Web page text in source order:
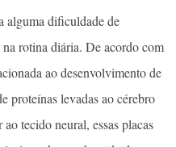
alguma dificuldade de
rotina diária. De acordo com
ao desenvolvimento de
proteínas levadas ao cérebro
tecido neural, essas placas